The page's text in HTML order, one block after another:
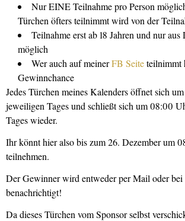
Nur EINE Teilnahme pro Person
Türchen öfters teilnimmt wird von der
Teilnahme erst ab 18 Jahren und nur aus
möglich
Wer auch auf meinerFB Seiteteilnimmt
Gewinnchance
Jedes Türchen meines Kalenders öffnet sich
jeweiligen Tages und schließt sich um 08:00
Tages wieder.
Ihr könnt hier also bis zum 26. Dezember um
teilnehmen.
Der Gewinner wird entweder per Mail oder bei
benachrichtigt!
Da dieses Türchen vom Sponsor selbst